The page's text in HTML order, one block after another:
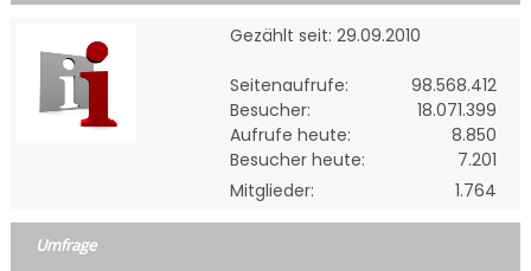
Gezählt seit: 29.09.2010
Seitenaufrufe:
98.568.412
Besucher:
18.071.399
Aufrufe heute:
8.850
Besucher heute:
7.201
Mitglieder:
1.764
Umfrage